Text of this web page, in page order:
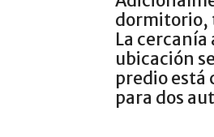
dormitorio,
La cercanía
ubicación
predio está
para dos